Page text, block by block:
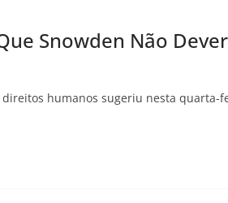
Snowden Não
humanos sugeriu nesta quarta-